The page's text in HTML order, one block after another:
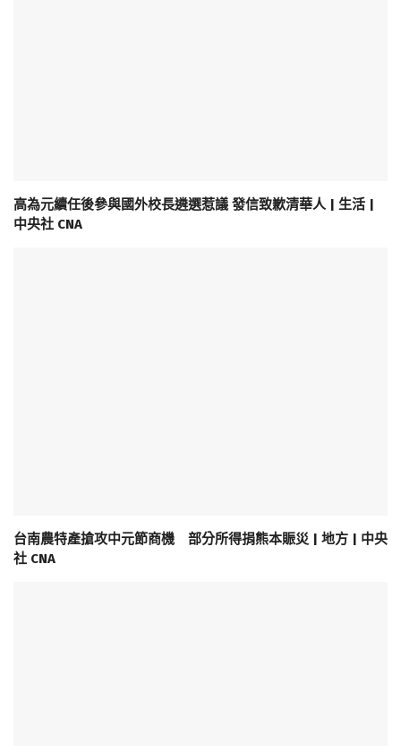
高為元續任後參與國外校長遴選惹議 發信致歉清華人 | 生活 |
中央社 CNA
台南農特產搶攻中元節商機 部分所得捐熊本賑災 | 地方 | 中央
社 CNA